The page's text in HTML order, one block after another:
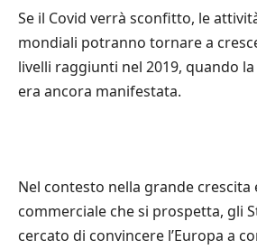
Se il Covid verrà sconfitto, le
mondiali potranno tornare a
livelli raggiunti nel 2019, quando
era ancora manifestata.
Nel contesto nella grande crescita
commerciale che si prospetta, gli
cercato di convincere l’Europa a